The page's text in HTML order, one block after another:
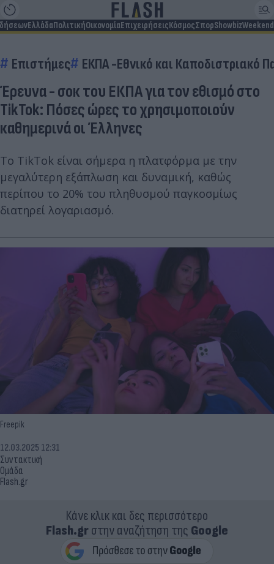
ΕλλάδαΠολιτικήΟικονομίαΕπιχειρήσειςΚόσμοςΣπορShowbizWeekend
Επιστήμες ΕΚΠΑ -Εθνικό και Καποδιστριακό
Έρευνα - σοκ του ΕΚΠΑ για τον εθισμό στο
TikTok: Πόσες ώρες το χρησιμοποιούν
καθημερινά οι Έλληνες
Το TikTok είναι σήμερα η πλατφόρμα με την
μεγαλύτερη εξάπλωση και δυναμική, καθώς
περίπου το 20% του πληθυσμού παγκοσμίως
διατηρεί λογαριασμό.
Freepik
Συντακτική
Ομάδα
Flash.gr
12.03.2025 12:31
Κάνε κλικ και δες περισσότερο
Flash.grστην αναζήτηση της Google